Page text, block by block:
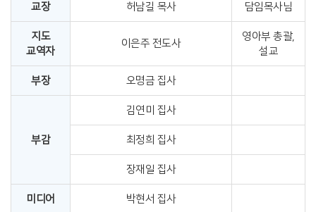
교장 허남길 목사 담임목사님
지도
교역자
이은주 전도사
영아부 총괄,
설교
부장 오명금 집사
부감
김연미 집사
최정희 집사
장재일 집사
미디어 박현서 집사